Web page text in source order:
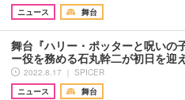
ニュース
舞台
舞台『ハリー・ポッターと呪いの
ー役を務める石丸幹二が初日を迎
2022.8.17 ｜ SPICER
ニュース
舞台